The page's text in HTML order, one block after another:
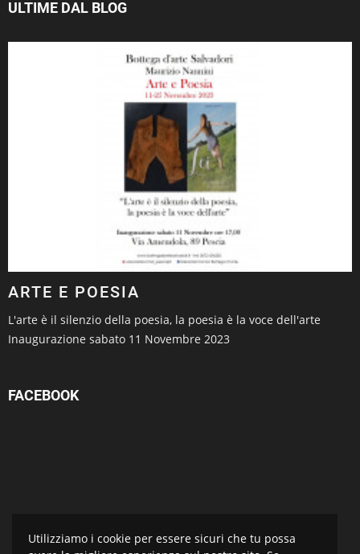
ULTIME DAL BLOG
ARTE E POESIA
L'arte è il silenzio della poesia, la poesia è la voce dell'arte
Inaugurazione sabato 11 Novembre 2023
FACEBOOK
Utilizziamo i cookie per essere sicuri che tu possa